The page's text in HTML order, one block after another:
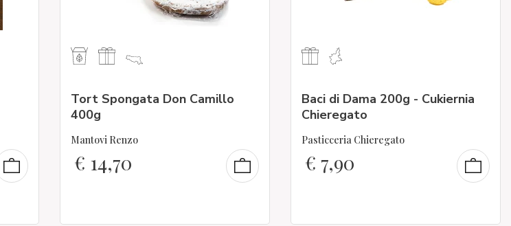
Tort Spongata Don Camillo
400g
Mantovi Renzo
€ 14,70
Baci di Dama 200g - Cukiernia
Chieregato
Pasticceria Chieregato
€ 7,90